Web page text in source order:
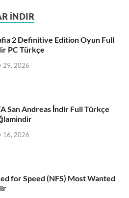
İNDIR
2 Definitive Edition Oyun Full
PC Türkçe
29, 2026
San Andreas İndir Full Türkçe
16, 2026
for Speed (NFS) Most Wanted